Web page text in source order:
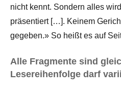
nicht kennt. Sondern alles
präsentiert […]. Keinem
gegeben.» So heißt es auf
Alle Fragmente sind
Lesereihenfolge darf